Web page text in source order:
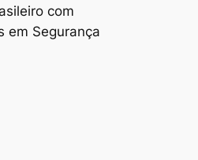
com
em Segurança